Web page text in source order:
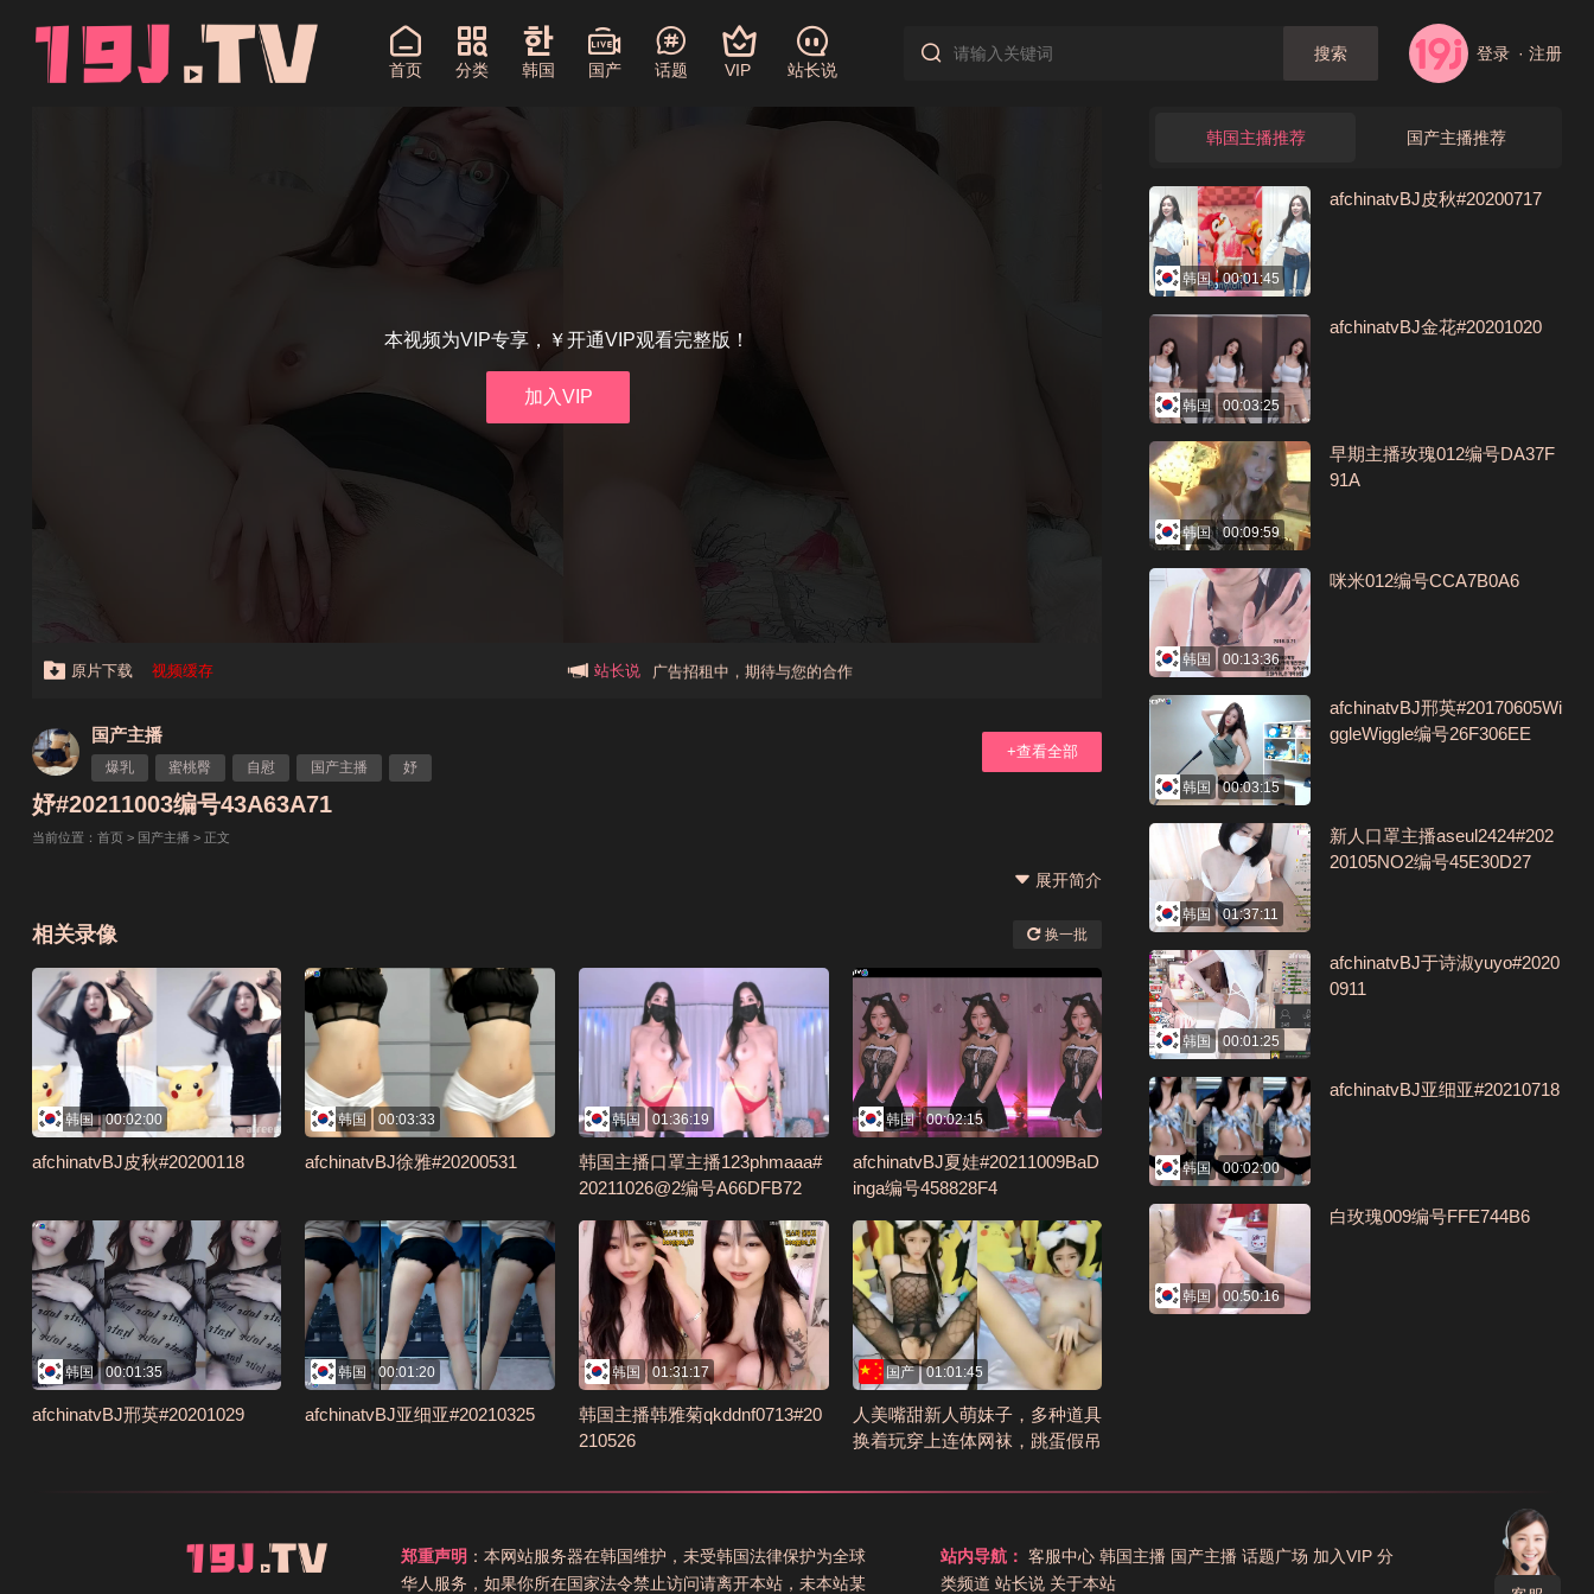
首页 分类 韩国 国产 话题 VIP 站长说
搜索 登录 · 注册
本视频为VIP专享，￥开通VIP观看完整版！
加入VIP
原片下载 视频缓存 站长说
新手报道,扫盲科普帖
广告招租中，期待与您的合作
国产主播
爆乳 蜜桃臀 自慰 国产主播 妤
+查看全部
妤#20211003编号43A63A71
当前位置： 首页 > 国产主播 > 正文
展开简介
相关录像 换一批
韩国 00:02:00
afchinatvBJ皮秋#20200118
韩国 00:03:33
afchinatvBJ徐雅#20200531
韩国 01:36:19
韩国主播口罩主播123phmaaa#
20211026@2编号A66DFB72
韩国 00:02:15
afchinatvBJ夏娃#20211009BaD
inga编号458828F4
韩国 00:01:35
afchinatvBJ邢英#20201029
韩国 00:01:20
afchinatvBJ亚细亚#20210325
韩国 01:31:17
韩国主播韩雅菊qkddnf0713#20
210526
国产 01:01:45
人美嘴甜新人萌妹子，多种道具
换着玩穿上连体网袜，跳蛋假吊
韩国主播推荐 国产主播推荐
韩国 00:01:45
afchinatvBJ皮秋#20200717
韩国 00:03:25
afchinatvBJ金花#20201020
韩国 00:09:59
早期主播玫瑰012编号DA37F
91A
韩国 00:13:36
咪米012编号CCA7B0A6
韩国 00:03:15
afchinatvBJ邢英#20170605Wi
ggleWiggle编号26F306EE
韩国 01:37:11
新人口罩主播aseul2424#202
20105NO2编号45E30D27
韩国 00:01:25
afchinatvBJ于诗淑yuyo#2020
0911
韩国 00:02:00
afchinatvBJ亚细亚#20210718
韩国 00:50:16
白玫瑰009编号FFE744B6
郑重声明 ：本网站服务器在韩国维护，未受韩国法律保护为全球
华人服务，如果你所在国家法令禁止访问请离开本站，未本站某
站内导航： 客服中心 韩国主播 国产主播 话题广场 加入VIP 分
类频道 站长说 关于本站